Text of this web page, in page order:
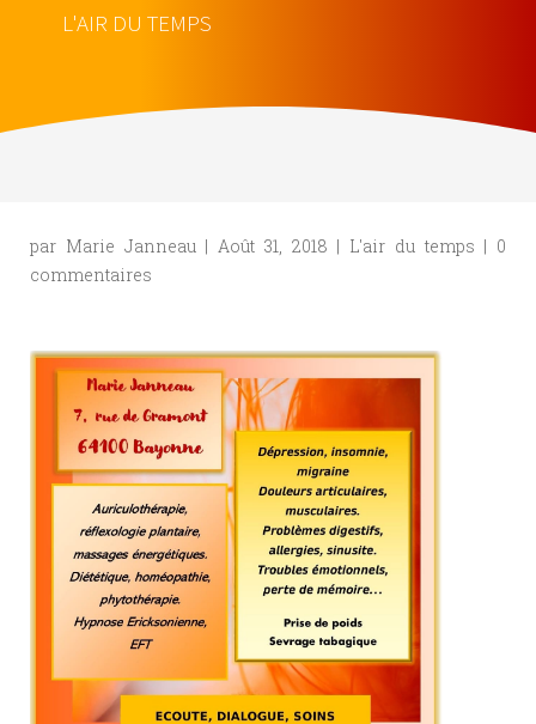
L'AIR DU TEMPS
par Marie Janneau| Août 31, 2018 | L'air du temps | 0
commentaires